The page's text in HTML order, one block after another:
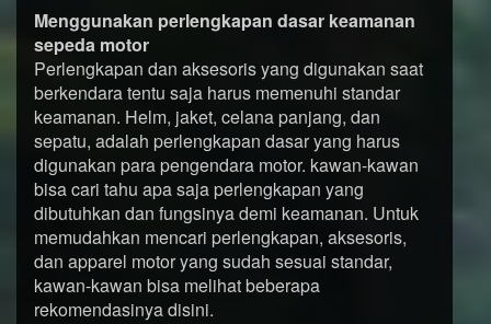
Menggunakan perlengkapan dasar keamanan
sepeda motor
Perlengkapan dan aksesoris yang digunakan saat
berkendara tentu saja harus memenuhi standar
keamanan. Helm, jaket, celana panjang, dan
sepatu, adalah perlengkapan dasar yang harus
digunakan para pengendara motor. kawan-kawan
bisa cari tahu apa saja perlengkapan yang
dibutuhkan dan fungsinya demi keamanan. Untuk
memudahkan mencari perlengkapan, aksesoris,
dan apparel motor yang sudah sesuai standar,
kawan-kawan bisa melihat beberapa
rekomendasinya disini.